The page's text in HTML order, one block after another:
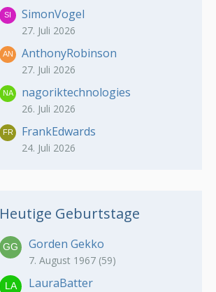
SimonVogel
27. Juli 2026
AnthonyRobinson
27. Juli 2026
nagoriktechnologies
26. Juli 2026
FrankEdwards
24. Juli 2026
Heutige Geburtstage
Gorden Gekko
7. August 1967 (59)
LauraBatter